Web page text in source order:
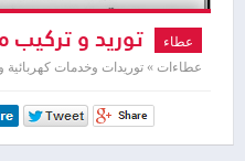
عطاء توريد و تركيب
عطاءات » توريدات وخدمات كهربائية